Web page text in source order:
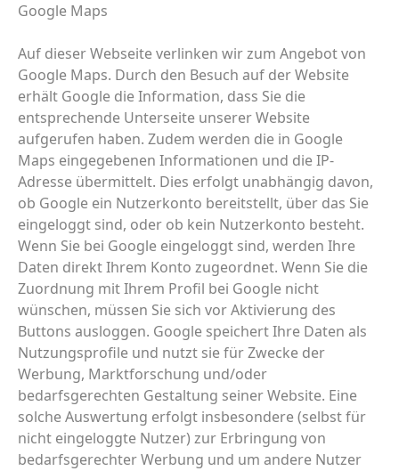
Google Maps
Auf dieser Webseite verlinken wir zum Angebot von
Google Maps. Durch den Besuch auf der Website
erhält Google die Information, dass Sie die
entsprechende Unterseite unserer Website
aufgerufen haben. Zudem werden die in Google
Maps eingegebenen Informationen und die IP-
Adresse übermittelt. Dies erfolgt unabhängig davon,
ob Google ein Nutzerkonto bereitstellt, über das Sie
eingeloggt sind, oder ob kein Nutzerkonto besteht.
Wenn Sie bei Google eingeloggt sind, werden Ihre
Daten direkt Ihrem Konto zugeordnet. Wenn Sie die
Zuordnung mit Ihrem Profil bei Google nicht
wünschen, müssen Sie sich vor Aktivierung des
Buttons ausloggen. Google speichert Ihre Daten als
Nutzungsprofile und nutzt sie für Zwecke der
Werbung, Marktforschung und/oder
bedarfsgerechten Gestaltung seiner Website. Eine
solche Auswertung erfolgt insbesondere (selbst für
nicht eingeloggte Nutzer) zur Erbringung von
bedarfsgerechter Werbung und um andere Nutzer